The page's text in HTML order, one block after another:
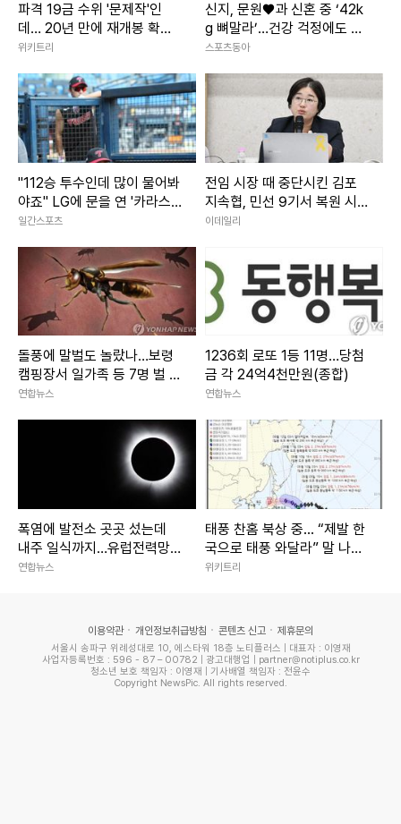
파격 19금 수위 '문제작'인
데… 20년 만에 재개봉 확정
된 영화
위키트리
신지, 문원♥과 신혼 중 ‘42k
g 뼈말라’…건강 걱정에도 행
사 열일
스포츠동아
"112승 투수인데 많이 물어봐
야죠" LG에 문을 연 '카라스
코 스쿨'
일간스포츠
전임 시장 때 중단시킨 김포
지속협, 민선 9기서 복원 시
동
이데일리
돌풍에 말벌도 놀랐나…보령
캠핑장서 일가족 등 7명 벌 쏘
임
연합뉴스
1236회 로또 1등 11명…당첨
금 각 24억4천만원(종합)
연합뉴스
폭염에 발전소 곳곳 섰는데
내주 일식까지…유럽전력망
'긴장'
연합뉴스
태풍 찬홈 북상 중... “제발 한
국으로 태풍 와달라” 말 나오
는 이유
위키트리
이용약관 개인정보취급방침 콘텐츠 신고 제휴문의
서울시 송파구 위례성대로 10, 에스타워 18층 노티플러스 | 대표자 : 이영재
사업자등록번호 : 596 - 87 – 00782 | 광고대행업 | partner@notiplus.co.kr
청소년 보호 책임자 : 이영재 | 기사배열 책임자 : 전윤수
Copyright NewsPic. All rights reserved.